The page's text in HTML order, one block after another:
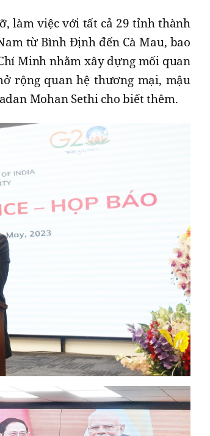
làm việc với tất cả 29 tỉnh thành
từ Bình Định đến Cà Mau, bao
Minh nhằm xây dựng mối quan
rộng quan hệ thương mại, mậu
Mohan Sethi cho biết thêm.